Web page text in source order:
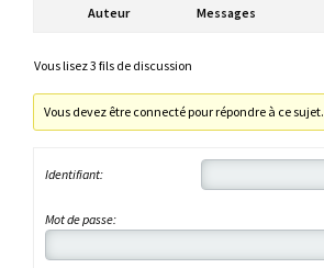
Auteur Messages
Vous lisez 3 fils de discussion
Vous devez être connecté pour répondre à ce sujet.
Identifiant:
Mot de passe: